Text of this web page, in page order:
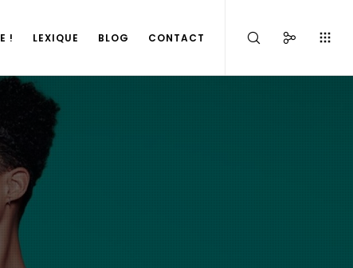
! LEXIQUE BLOG CONTACT